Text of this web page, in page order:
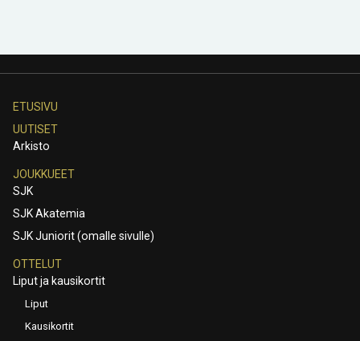
ETUSIVU
UUTISET
Arkisto
JOUKKUEET
SJK
SJK Akatemia
SJK Juniorit (omalle sivulle)
OTTELUT
Liput ja kausikortit
Liput
Kausikortit